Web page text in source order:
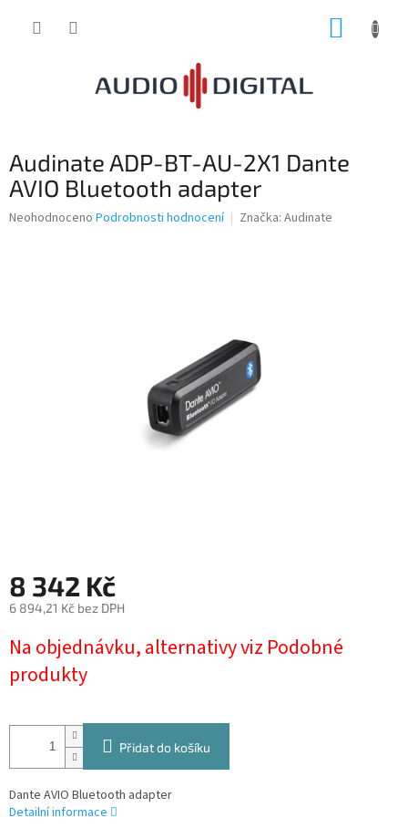
Audinate ADP-BT-AU-2X1 Dante
AVIO Bluetooth adapter
Průměrné
Neohodnoceno Podrobnosti hodnocení Značka: Audinate
8 342 Kč
6 894,21 Kč bez DPH
cena:
Na objednávku, alternativy viz Podobné
produkty
Přidat do košíku
Dante AVIO Bluetooth adapter
Detailní informace